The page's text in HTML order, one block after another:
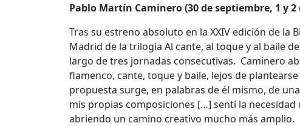
Pablo Martín Caminero (30 de septiembre, 1 y
Tras su estreno absoluto en la XXIV edición de la
Madrid de la trilogía Al cante, al toque y al baile
largo de tres jornadas consecutivas. Caminero
flamenco, cante, toque y baile, lejos de
propuesta surge, en palabras de él mismo, de
mis propias composiciones […] sentí la
abriendo un camino creativo mucho más amplio.